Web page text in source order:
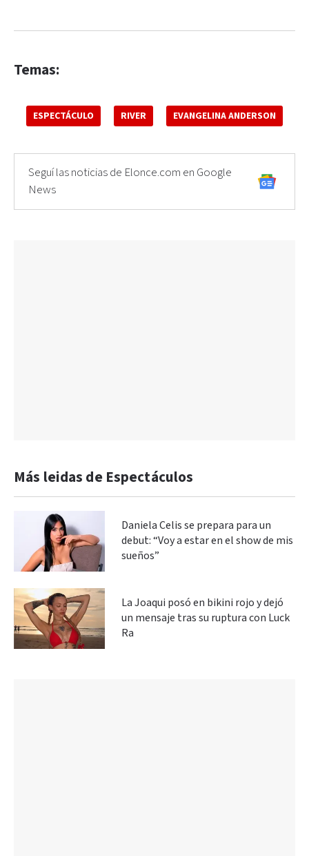
Temas:
ESPECTÁCULO RIVER EVANGELINA ANDERSON
Seguí las noticias de Elonce.com en Google
News
Más leidas de Espectáculos
Daniela Celis se prepara para un
debut: “Voy a estar en el show de mis
sueños”
La Joaqui posó en bikini rojo y dejó
un mensaje tras su ruptura con Luck
Ra